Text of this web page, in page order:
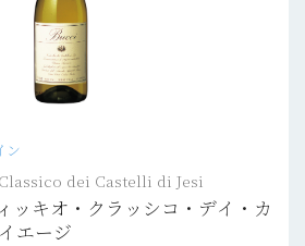
ン
dei Castelli di Jesi
ッキオ・クラッシコ・デイ・カ
エージ